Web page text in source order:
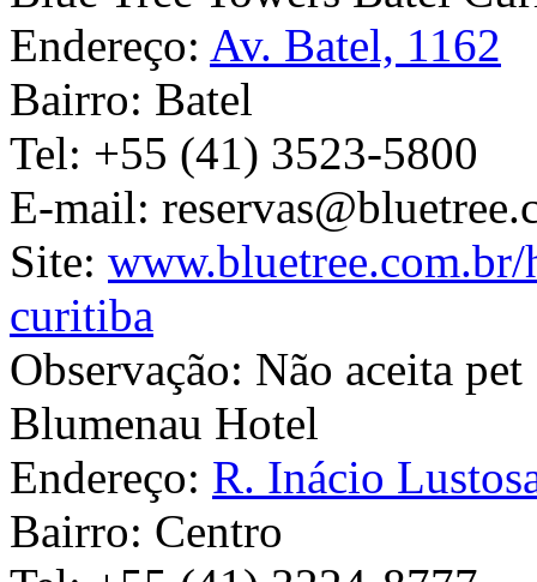
Endereço: Av. Batel, 1162
Bairro: Batel
Tel: +55 (41) 3523-5800
E-mail:
Site:
curitiba
Observação: Não aceita pet
Blumenau Hotel
Endereço: R. Inácio
Bairro: Centro